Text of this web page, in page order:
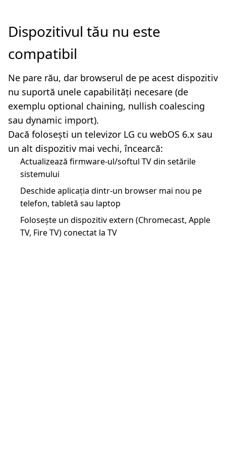
Dispozitivul tău nu este
compatibil
Ne pare rău, dar browserul de pe acest dispozitiv
nu suportă unele capabilități necesare (de
exemplu optional chaining, nullish coalescing
sau dynamic import).
Dacă folosești un televizor LG cu webOS 6.x sau
un alt dispozitiv mai vechi, încearcă:
Actualizează firmware-ul/softul TV din setările
sistemului
Deschide aplicația dintr-un browser mai nou pe
telefon, tabletă sau laptop
Folosește un dispozitiv extern (Chromecast, Apple
TV, Fire TV) conectat la TV